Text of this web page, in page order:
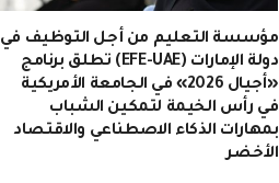
مؤسسة التعليم من أجل التوظيف في
دولة الإمارات (EFE-UAE) تطلق برنامج
«أجيال 2026» في الجامعة الأمريكية
في رأس الخيمة لتمكين الشباب
بمهارات الذكاء الاصطناعي والاقتصاد
الأخضر